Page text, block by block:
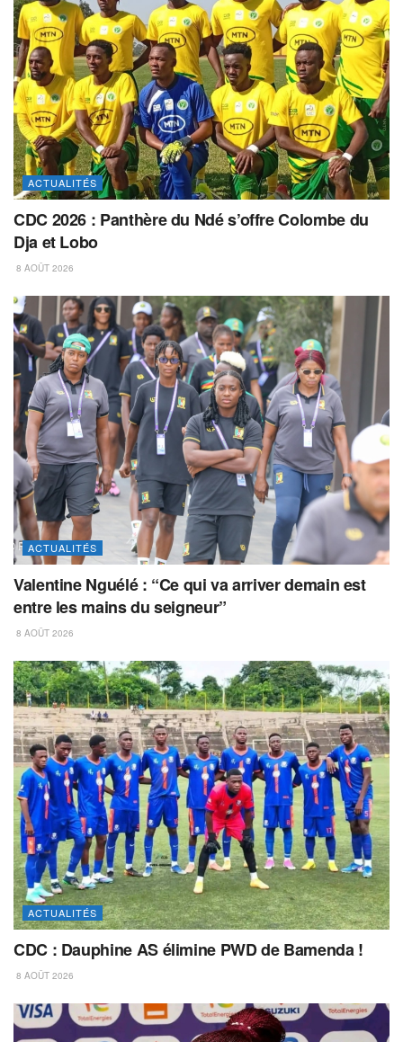
ACTUALITÉS
CDC 2026 : Panthère du Ndé s’offre Colombe du
Dja et Lobo
8 AOÛT 2026
ACTUALITÉS
Valentine Nguélé : “Ce qui va arriver demain est
entre les mains du seigneur”
8 AOÛT 2026
ACTUALITÉS
CDC : Dauphine AS élimine PWD de Bamenda !
8 AOÛT 2026